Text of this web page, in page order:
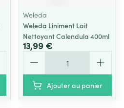
Weleda
Weleda Liniment Lait
Nettoyant Calendula 400ml
13,99 €
Ajouter au panier